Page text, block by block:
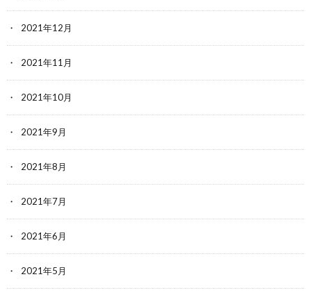
2021年12月
2021年11月
2021年10月
2021年9月
2021年8月
2021年7月
2021年6月
2021年5月